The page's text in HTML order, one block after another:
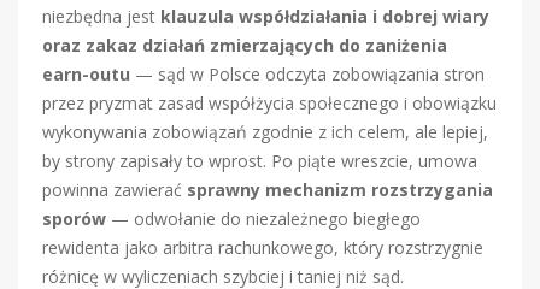
niezbędna jest klauzula współdziałania i dobrej wiary
oraz zakaz działań zmierzających do zaniżenia
earn-outu — sąd w Polsce odczyta zobowiązania stron
przez pryzmat zasad współżycia społecznego i obowiązku
wykonywania zobowiązań zgodnie z ich celem, ale lepiej,
by strony zapisały to wprost. Po piąte wreszcie, umowa
powinna zawierać sprawny mechanizm rozstrzygania
sporów — odwołanie do niezależnego biegłego
rewidenta jako arbitra rachunkowego, który rozstrzygnie
różnicę w wyliczeniach szybciej i taniej niż sąd.